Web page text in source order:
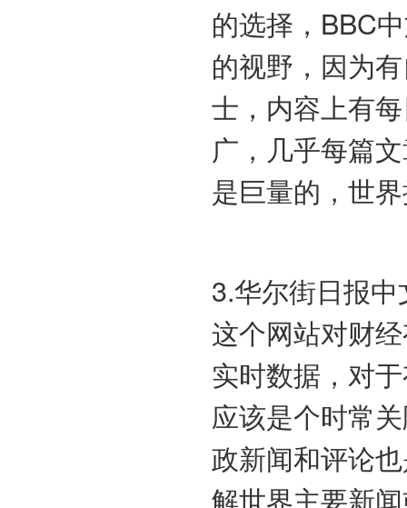
的选择，BBC
的视野，因为
士，内容上有
广，几乎每篇
是巨量的，世
3.华尔街日报
这个网站对财
实时数据，对
应该是个时常
政新闻和评论
解世界主要新